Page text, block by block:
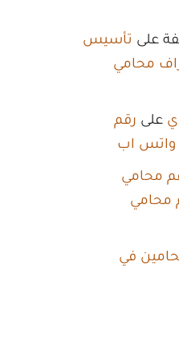
على تأسيس
محامي
على رقم
واتس اب
محامي
محامي
في